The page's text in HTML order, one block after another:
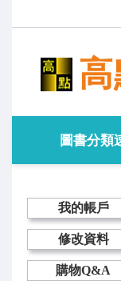
圖書分類
我的帳戶
修改資料
購物Q&A